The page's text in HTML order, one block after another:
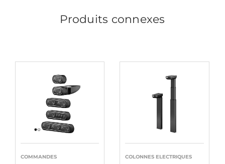
Produits connexes
COMMANDES COLONNES ELECTRIQUES